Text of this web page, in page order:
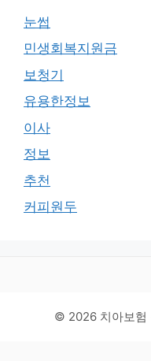
눈썹
민생회복지원금
보청기
유용한정보
이사
정보
추천
커피원두
© 2026 치아보험